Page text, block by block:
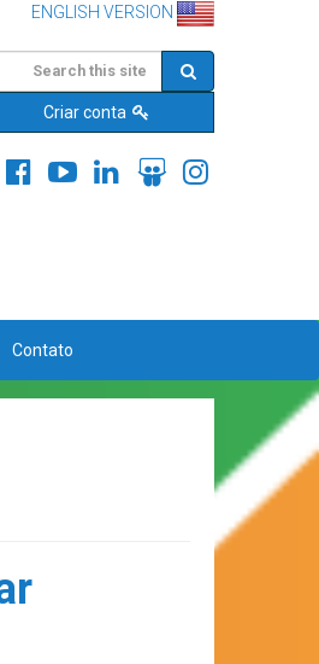
ENGLISH VERSION
Criar conta
Contato